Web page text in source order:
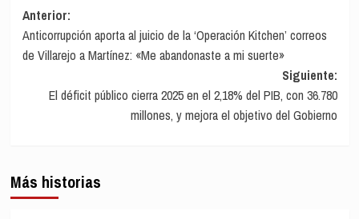
Navegación
de
entradas
Anterior:
Anticorrupción aporta al juicio de la ‘Operación Kitchen’ correos
de Villarejo a Martínez: «Me abandonaste a mi suerte»
Siguiente:
El déficit público cierra 2025 en el 2,18% del PIB, con 36.780
millones, y mejora el objetivo del Gobierno
Más historias